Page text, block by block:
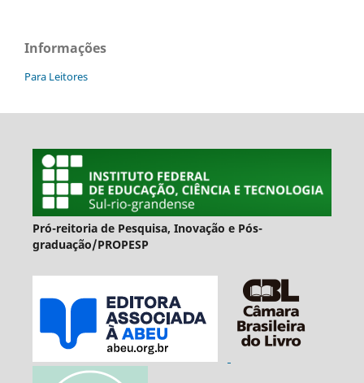
Informações
Para Leitores
Pró-reitoria de Pesquisa, Inovação e Pós-
graduação/PROPESP